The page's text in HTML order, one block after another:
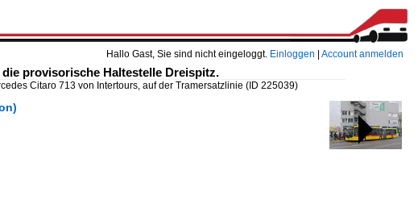
Hallo Gast, Sie sind nicht eingeloggt. Einloggen Account anmelden
die provisorische Haltestelle Dreispitz.
Citaro 713 von Intertours, auf der Tramersatzlinie (ID 225039)